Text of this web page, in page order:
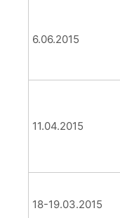
6.06.2015
11.04.2015
18-19.03.2015